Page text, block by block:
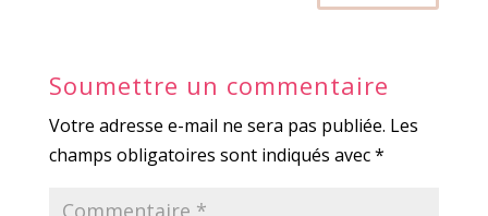
Soumettre un commentaire
Votre adresse e-mail ne sera pas publiée. Les
champs obligatoires sont indiqués avec*